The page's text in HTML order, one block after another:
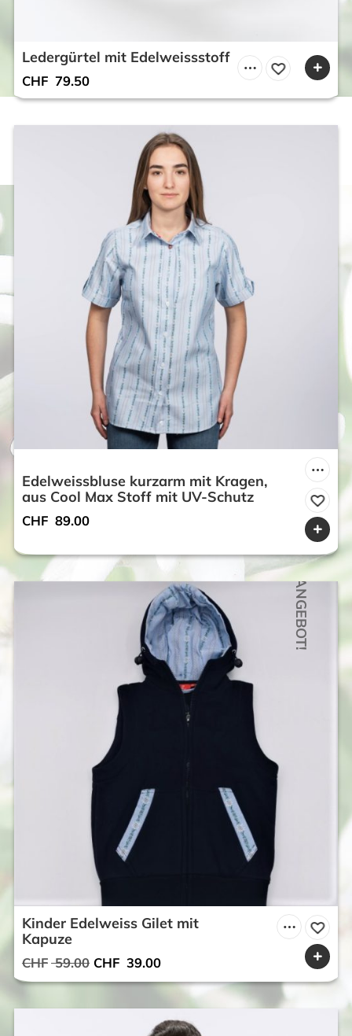
Ledergürtel mit Edelweissstoff
CHF 79.50
Edelweissbluse kurzarm mit Kragen,
aus Cool Max Stoff mit UV-Schutz
CHF 89.00
ANGEBOT!
Kinder Edelweiss Gilet mit
Kapuze
CHF59.00 Ursprünglicher
Preis
CHF 39.00Aktueller
Preis
CHF 39.00.